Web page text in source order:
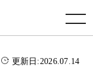
toggle navigation
更新日:2026.07.14